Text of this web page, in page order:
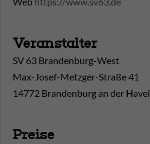
Veranstalter
SV 63 Brandenburg-West
Max-Josef-Metzger-Straße 41
14772 Brandenburg an der Havel
Preise